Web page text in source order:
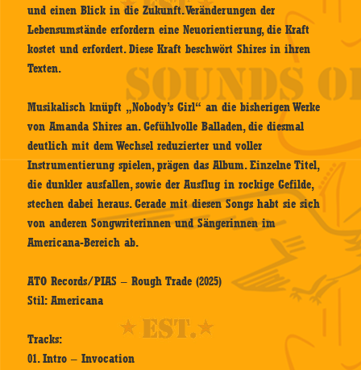
und einen Blick in die Zukunft. Veränderungen der
Lebensumstände erfordern eine Neuorientierung, die Kraft
kostet und erfordert. Diese Kraft beschwört Shires in ihren
Texten.
Musikalisch knüpft „Nobody’s Girl“ an die bisherigen Werke
von Amanda Shires an. Gefühlvolle Balladen, die diesmal
deutlich mit dem Wechsel reduzierter und voller
Instrumentierung spielen, prägen das Album. Einzelne Titel,
die dunkler ausfallen, sowie der Ausflug in rockige Gefilde,
stechen dabei heraus. Gerade mit diesen Songs habt sie sich
von anderen Songwriterinnen und Sängerinnen im
Americana-Bereich ab.
ATO Records/PIAS – Rough Trade (2025)
Stil: Americana
Tracks:
01. Intro – Invocation